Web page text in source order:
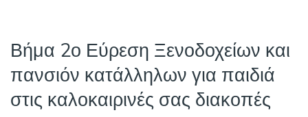
Βήμα 2ο Εύρεση Ξενοδοχείων και
πανσιόν κατάλληλων για παιδιά
στις καλοκαιρινές σας διακοπές